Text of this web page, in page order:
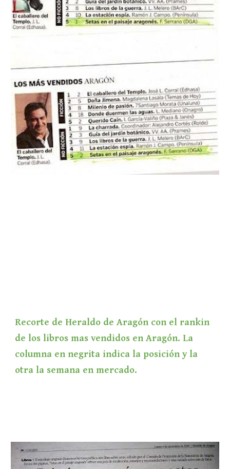
Recorte de Heraldo de Aragón con el rankin
de los libros mas vendidos en Aragón. La
columna en negrita indica la posición y la
otra la semana en mercado.